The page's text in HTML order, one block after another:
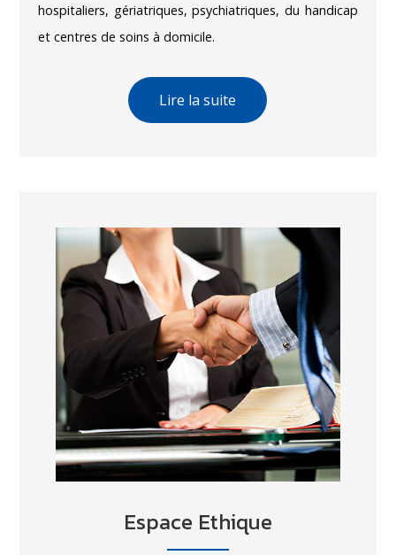
hospitaliers, gériatriques, psychiatriques, du handicap
et centres de soins à domicile.
Lire la suite
Espace Ethique